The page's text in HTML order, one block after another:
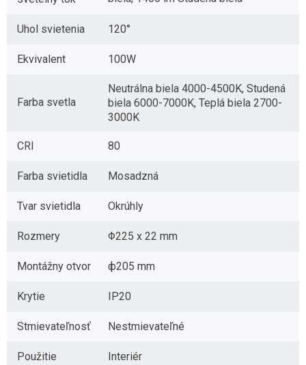
Uhol svietenia 120°
Ekvivalent 100W
Farba svetla
Neutrálna biela 4000-4500K, Studená
biela 6000-7000K, Teplá biela 2700-
3000K
CRI 80
Farba svietidla Mosadzná
Tvar svietidla Okrúhly
Rozmery Φ225 x 22 mm
Montážny otvor ф205 mm
Krytie IP20
Stmievateľnosť Nestmievateľné
Použitie Interiér